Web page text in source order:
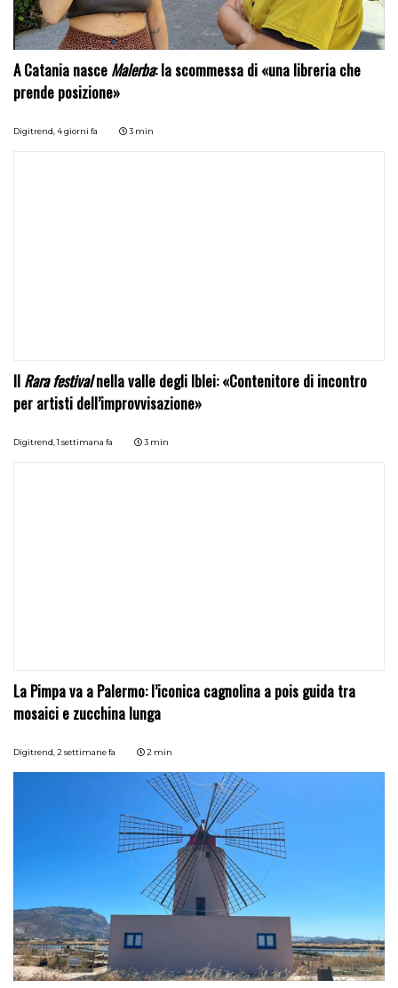
A Catania nasce Malerba: la scommessa di «una libreria che
prende posizione»
Digitrend,4 giorni fa 3 min
Il Rara festivalnella valle degli Iblei: «Contenitore di incontro
per artisti dell’improvvisazione»
Digitrend,1 settimana fa 3 min
La Pimpa va a Palermo: l’iconica cagnolina a pois guida tra
mosaici e zucchina lunga
Digitrend, 2 settimane fa 2 min